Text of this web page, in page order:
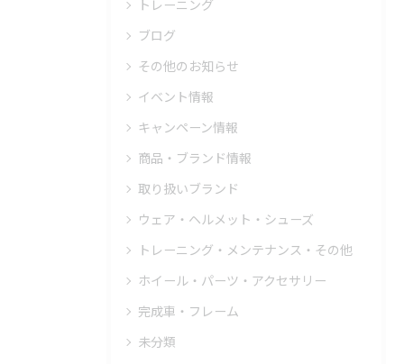
トレーニング
ブログ
その他のお知らせ
イベント情報
キャンペーン情報
商品・ブランド情報
取り扱いブランド
ウェア・ヘルメット・シューズ
トレーニング・メンテナンス・その他
ホイール・パーツ・アクセサリー
完成車・フレーム
未分類